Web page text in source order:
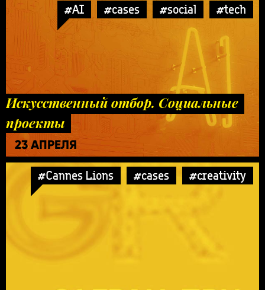
#AI #cases #social #tech
Искусственный отбор. Социальные
проекты
23 АПРЕЛЯ
#Cannes Lions #cases #creativity